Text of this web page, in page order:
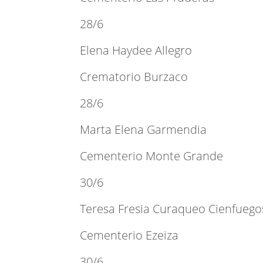
28/6
Elena Haydee Allegro
Crematorio Burzaco
28/6
Marta Elena Garmendia
Cementerio Monte Grande
30/6
Teresa Fresia Curaqueo
Cementerio Ezeiza